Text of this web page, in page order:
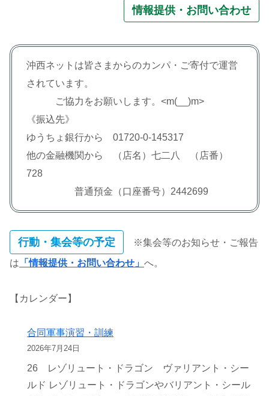
情報提供・お問い合わせ
沖西ネットは皆さまからのカンパ・ご寄付で運営
されています。
ご協力をお願いします。<m(__)m>
《振込先》
ゆうちょ銀行から 01720-0-145317
他の金融機関から （店名）七二八 （店番）
728
普通預金（口座番号）2442699
行動・集会等の予定
※集会等のお知らせ・ご報告
は 「情報提供・お問い合わせ」 へ。
【カレンダー】
合同軍事演習・訓練
2026年7月24日
26 レゾリュート・ドラゴン ヴァリアント・シー
ルド レゾリュート・ドラゴンやバリアント・シール